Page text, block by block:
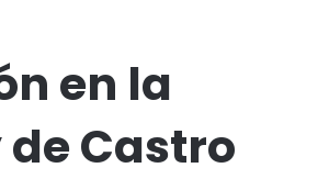
en la
Castro